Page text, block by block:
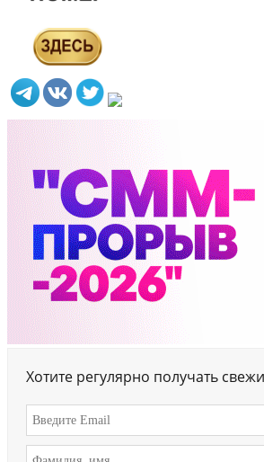
Хотите регулярно получать